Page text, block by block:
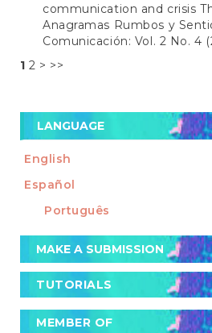
communication and crisis
Anagramas Rumbos y
Comunicación: Vol. 2 No. 4
1 2 > >>
LANGUAGE
English
Español
Português
Make
a
Submission
MAKE A SUBMISSION
TUTORIALS
TUTORIALS
Cómo postular un artículo
MEMBER OF
MEMBER OF